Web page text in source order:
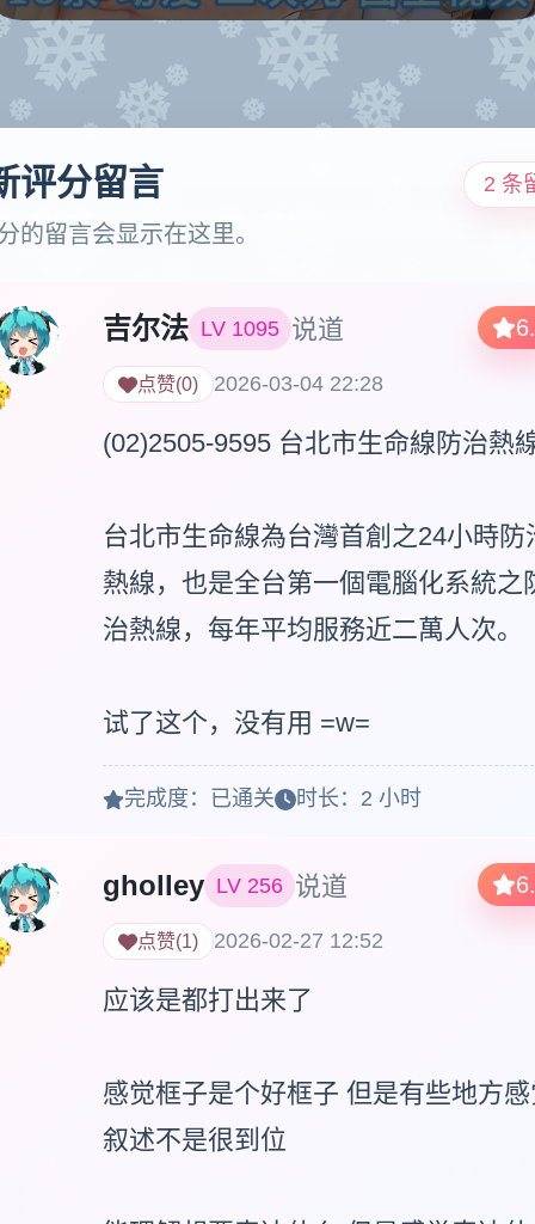
评分留言
的留言会显示在这里。
2 条
吉尔法 LV 1095 说道
点赞(0) 2026-03-04 22:28
(02)2505-9595 台北市生命線防治熱
台北市生命線為台灣首創之24小時防
熱線，也是全台第一個電腦化系統之
治熱線，每年平均服務近二萬人次。
试了这个，没有用 =w=
完成度： 已通关 时长： 2 小时
gholley LV 256 说道
点赞(1) 2026-02-27 12:52
应该是都打出来了
感觉框子是个好框子 但是有些地方
叙述不是很到位